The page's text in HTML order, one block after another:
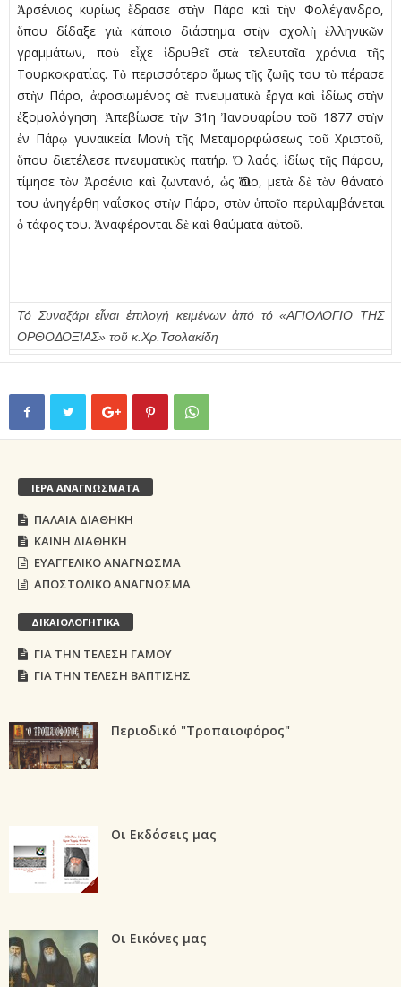
Ἀρσένιος κυρίως ἔδρασε στὴν Πάρο καὶ τὴν Φολέγανδρο,
ὅπου δίδαξε γιὰ κάποιο διάστημα στὴν σχολὴ ἑλληνικῶν
γραμμάτων, ποὺ εἶχε ἱδρυθεῖ στὰ τελευταῖα χρόνια τῆς
Τουρκοκρατίας. Τὸ περισσότερο ὅμως τῆς ζωῆς του τὸ πέρασε
στὴν Πάρο, ἀφοσιωμένος σὲ πνευματικὰ ἔργα καὶ ἰδίως στὴν
ἐξομολόγηση. Ἀπεβίωσε τὴν 31η Ἰανουαρίου τοῦ 1877 στὴν
ἐν Πάρῳ γυναικεία Μονὴ τῆς Μεταμορφώσεως τοῦ Χριστοῦ,
ὅπου διετέλεσε πνευματικὸς πατήρ. Ὁ λαός, ἰδίως τῆς Πάρου,
τίμησε τὸν Ἀρσένιο καὶ ζωντανό, ὡς Ὅσιο, μετὰ δὲ τὸν θάνατό
του ἀνηγέρθη ναΐσκος στὴν Πάρο, στὸν ὁποῖο περιλαμβάνεται
ὁ τάφος του. Ἀναφέρονται δὲ καὶ θαύματα αὐτοῦ.
Τό Συναξάρι εἶναι ἐπιλογή κειμένων ἀπό τό «ΑΓΙΟΛΟΓΙΟ ΤΗΣ
ΟΡΘΟΔΟΞΙΑΣ» τοῦ κ.Χρ.Τσολακίδη
ΙΕΡΑ ΑΝΑΓΝΩΣΜΑΤΑ
ΠΑΛΑΙΑ ΔΙΑΘΗΚΗ
ΚΑΙΝΗ ΔΙΑΘΗΚΗ
ΕΥΑΓΓΕΛΙΚΟ ΑΝΑΓΝΩΣΜΑ
ΑΠΟΣΤΟΛΙΚΟ ΑΝΑΓΝΩΣΜΑ
ΔΙΚΑΙΟΛΟΓΗΤΙΚΑ
ΓΙΑ ΤΗΝ ΤΕΛΕΣΗ ΓΑΜΟΥ
ΓΙΑ ΤΗΝ ΤΕΛΕΣΗ ΒΑΠΤΙΣΗΣ
Περιοδικό "Τροπαιοφόρος"
Οι Εκδόσεις μας
Οι Εικόνες μας